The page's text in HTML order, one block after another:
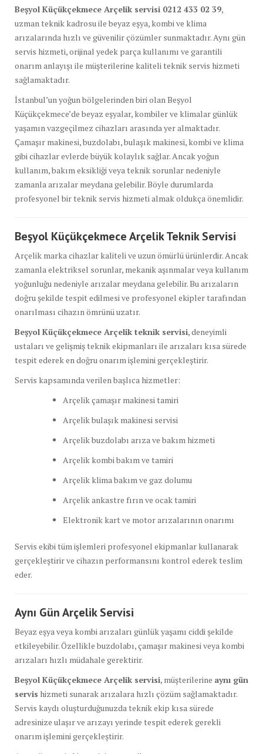
Beşyol Küçükçekmece Arçelik servisi 0212 433 02 39,
uzman teknik kadrosu ile beyaz eşya, kombi ve klima
arızalarında hızlı ve güvenilir çözümler sunmaktadır. Aynı gün
servis hizmeti, orijinal yedek parça kullanımı ve garantili
onarım anlayışı ile müşterilerine kaliteli teknik servis hizmeti
sağlamaktadır.
İstanbul’un yoğun bölgelerinden biri olan Beşyol
Küçükçekmece’de beyaz eşyalar, kombiler ve klimalar günlük
yaşamın vazgeçilmez cihazları arasında yer almaktadır.
Çamaşır makinesi, buzdolabı, bulaşık makinesi, kombi ve klima
gibi cihazlar evlerde büyük kolaylık sağlar. Ancak yoğun
kullanım, bakım eksikliği veya teknik sorunlar nedeniyle
zamanla arızalar meydana gelebilir. Böyle durumlarda
profesyonel bir teknik servis hizmeti almak oldukça önemlidir.
Beşyol Küçükçekmece Arçelik Teknik Servisi
Arçelik marka cihazlar kaliteli ve uzun ömürlü ürünlerdir. Ancak
zamanla elektriksel sorunlar, mekanik aşınmalar veya kullanım
yoğunluğu nedeniyle arızalar meydana gelebilir. Bu arızaların
doğru şekilde tespit edilmesi ve profesyonel ekipler tarafından
onarılması cihazın ömrünü uzatır.
Beşyol Küçükçekmece Arçelik teknik servisi, deneyimli
ustaları ve gelişmiş teknik ekipmanları ile arızaları kısa sürede
tespit ederek en doğru onarım işlemini gerçekleştirir.
Servis kapsamında verilen başlıca hizmetler:
Arçelik çamaşır makinesi tamiri
Arçelik bulaşık makinesi servisi
Arçelik buzdolabı arıza ve bakım hizmeti
Arçelik kombi bakım ve tamiri
Arçelik klima bakım ve gaz dolumu
Arçelik ankastre fırın ve ocak tamiri
Elektronik kart ve motor arızalarının onarımı
Servis ekibi tüm işlemleri profesyonel ekipmanlar kullanarak
gerçekleştirir ve cihazın performansını kontrol ederek teslim
eder.
Aynı Gün Arçelik Servisi
Beyaz eşya veya kombi arızaları günlük yaşamı ciddi şekilde
etkileyebilir. Özellikle buzdolabı, çamaşır makinesi veya kombi
arızaları hızlı müdahale gerektirir.
Beşyol Küçükçekmece Arçelik servisi, müşterilerine aynı gün
servis hizmeti sunarak arızalara hızlı çözüm sağlamaktadır.
Servis kaydı oluşturduğunuzda teknik ekip kısa sürede
adresinize ulaşır ve arızayı yerinde tespit ederek gerekli
onarım işlemini gerçekleştirir.